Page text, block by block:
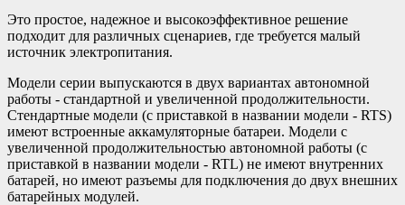
Это простое, надежное и высокоэффективное решение
подходит для различных сценариев, где требуется малый
источник электропитания.
Модели серии выпускаются в двух вариантах автономной
работы - стандартной и увеличенной продолжительности.
Стендартные модели (с приставкой в названии модели - RTS)
имеют встроенные аккамуляторные батареи. Модели с
увеличенной продолжительностью автономной работы (с
приставкой в названии модели - RTL) не имеют внутренних
батарей, но имеют разъемы для подключения до двух внешних
батарейных модулей.